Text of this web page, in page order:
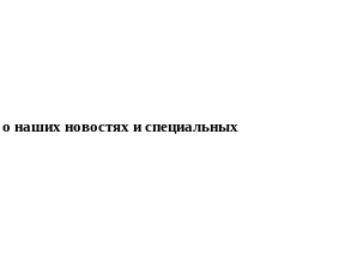
наших новостях и специальных